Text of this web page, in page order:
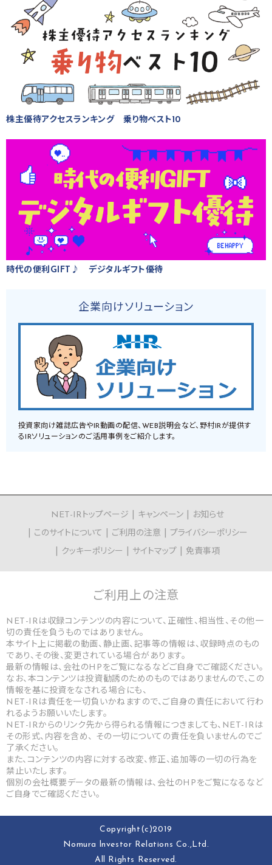
株主優待アクセスランキング 乗り物ベスト10
時代の便利GIFT♪ デジタルギフト優待
企業向けソリューション
投資家向け雑誌広告やIR動画の配信、WEB説明会など、野村IRが提供す
るIRソリューションのご活用事例をご紹介します。
NET-IRトップページ キャンペーン
お知らせ
このサイトについて
ご利用の注意
プライバシーポリシー
クッキーポリシー
サイトマップ 免責事項
ご利用上の注意
NET-IRは収録コンテンツの内容について、正確性、相当性、その他一
切の責任を負うものではありません。
本サイト上に掲載の動画、静止画、記事等の情報は、収録時点のもの
であり、その後、変更されている場合があります。
最新の情報は、会社のHPをご覧になるなどご自身でご確認ください。
なお、本コンテンツは投資勧誘のためのものではありませんので、この
情報を基に投資をなされる場合にも、
NET-IRは責任を一切負いかねますので、ご自身の責任において行わ
れるようお願いいたします。
NET-IRからのリンク先から得られる情報につきましても、NET-IRは
その形式、内容を含め、 その一切についての責任を負いませんのでご
了承ください。
また、コンテンツの内容に対する改変、修正、追加等の一切の行為を
禁止いたします。
個別の会社概要データの最新の情報は、会社のHPをご覧になるなど
ご自身でご確認ください。
Copyright(c)2019
Nomura lnvestor Relations Co.,Ltd.
All Rights Reserved.